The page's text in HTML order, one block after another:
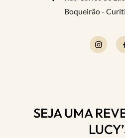
Boqueirão -
SEJA UMA